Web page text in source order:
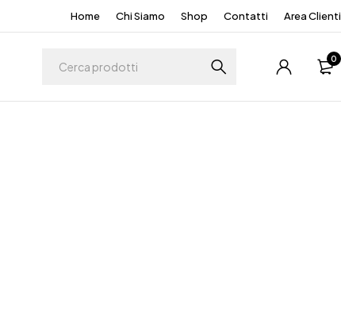
Home Chi Siamo Shop Contatti Area Clienti
0